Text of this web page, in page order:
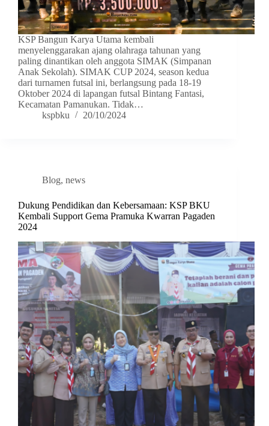
KSP Bangun Karya Utama kembali
menyelenggarakan ajang olahraga tahunan yang
paling dinantikan oleh anggota SIMAK (Simpanan
Anak Sekolah). SIMAK CUP 2024, season kedua
dari turnamen futsal ini, berlangsung pada 18-19
Oktober 2024 di lapangan futsal Bintang Fantasi,
Kecamatan Pamanukan. Tidak…
kspbku
20/10/2024
Blog, news
Dukung Pendidikan dan Kebersamaan: KSP BKU
Kembali Support Gema Pramuka Kwarran Pagaden
2024